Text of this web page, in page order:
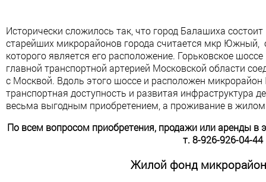
Исторически сложилось так, что город Балашиха
старейших микрорайонов города считается мкр Южный,
которого является его расположение. Горьковское
главной транспортной артерией Московской области
с Москвой. Вдоль этого шоссе и расположен
транспортная доступность и развитая
весьма выгодным приобретением, а проживание в
По всем вопросом приобретения, продажи или аренды в
т. 8-926-926-04-44
Жилой фонд